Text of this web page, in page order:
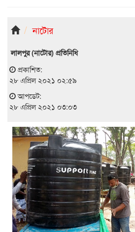
নাটোর
লালপুর (নাটোর) প্রতিনিধি
প্রকাশিত:
২৮ এপ্রিল ২০২১ ০২:৫৯
আপডেট:
২৮ এপ্রিল ২০২১ ০৩:০৩